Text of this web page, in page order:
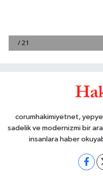
corumhakimiyetnet,
sadelik ve modernizmi bir
insanlara haber